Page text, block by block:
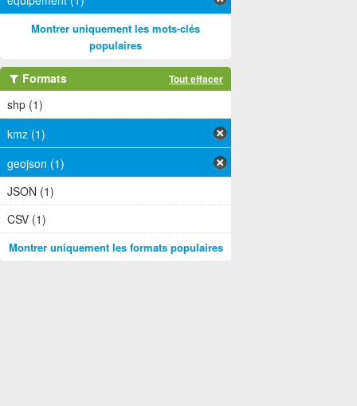
Montrer uniquement les mots-clés
populaires
Formats Tout effacer
shp (1)
kmz (1)
geojson (1)
JSON (1)
CSV (1)
Montrer uniquement les formats populaires